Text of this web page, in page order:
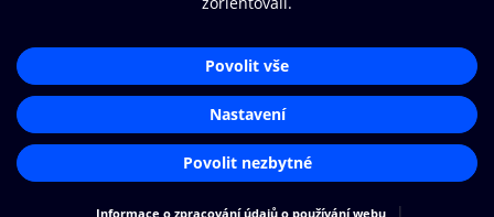
Přístupnost
Zásady zpracování osobních údajů
Nastavení cookies
Aplikace O2 Knihovna
Čti a poslouchej své e-knihy a
audioknihy rychleji a pohodlněji.